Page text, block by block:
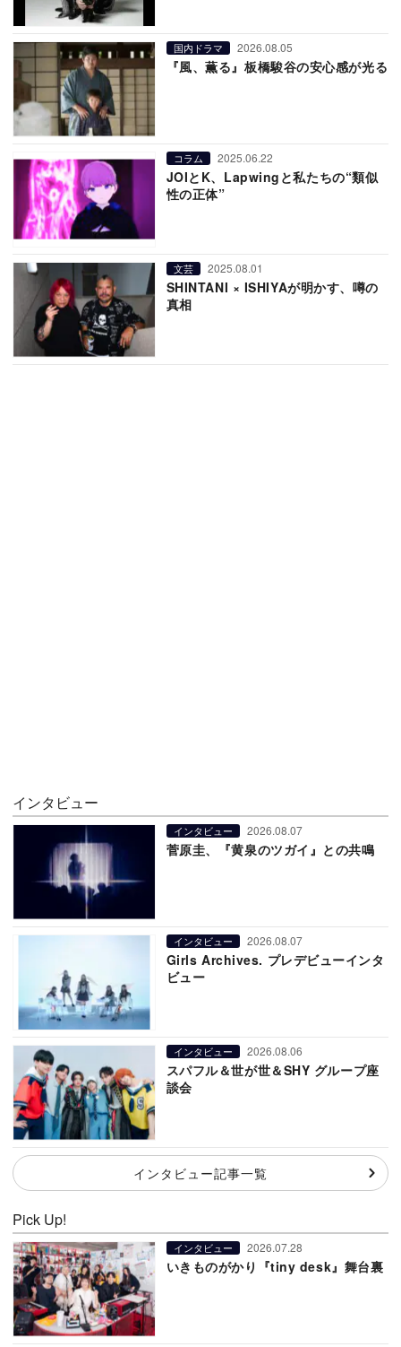
国内ドラマ 2026.08.05
『風、薫る』板橋駿谷の安心感が光る
コラム 2025.06.22
JOIとK、Lapwingと私たちの“類似
性の正体”
文芸 2025.08.01
SHINTANI × ISHIYAが明かす、噂の
真相
インタビュー
インタビュー 2026.08.07
菅原圭、『黄泉のツガイ』との共鳴
インタビュー 2026.08.07
Girls Archives. プレデビューインタ
ビュー
インタビュー 2026.08.06
スパフル＆世が世＆SHY グループ座
談会
インタビュー記事一覧
Pick Up!
インタビュー 2026.07.28
いきものがかり『tiny desk』舞台裏